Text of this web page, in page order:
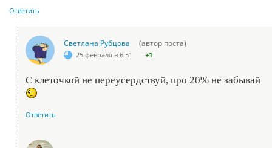
Ответить
Светлана Рубцова (автор поста)
25 февраля в 6:51 +1
С клеточкой не переусердствуй, про 20% не забывай
Ответить